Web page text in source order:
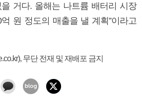
거다. 올해는 나트륨 배터리 시장
원 정도의 매출을 낼 계획”이라고
무단 전재 및 재배포 금지